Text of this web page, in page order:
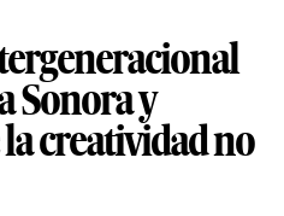
Sonora y
creatividad no